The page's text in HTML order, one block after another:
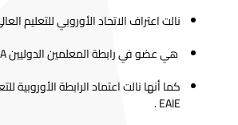
نالت اعتراف الاتحاد الأوروبي للتعليم
هي عضو في رابطة المعلمين الدوليين NAFSA .
كما أنها نالت اعتماد الرابطة الأوروبية
EAIE .